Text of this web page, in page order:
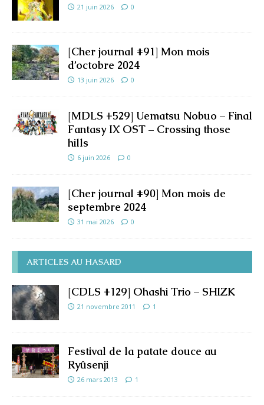
21 juin 2026 0
[Cher journal #91] Mon mois
d’octobre 2024
13 juin 2026 0
[MDLS #529] Uematsu Nobuo – Final
Fantasy IX OST – Crossing those
hills
6 juin 2026 0
[Cher journal #90] Mon mois de
septembre 2024
31 mai 2026 0
ARTICLES AU HASARD
[CDLS #129] Ohashi Trio – SHIZK
21 novembre 2011 1
Festival de la patate douce au
Ryûsenji
26 mars 2013 1